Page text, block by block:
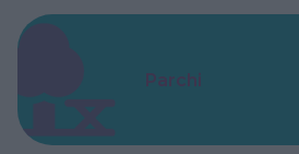
Parchi